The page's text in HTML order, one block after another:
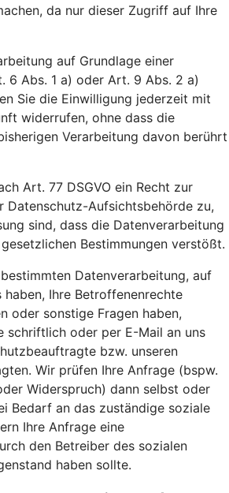
da nur dieser Zugriff auf Ihre
auf Grundlage einer
6 Abs. 1 a) oder Art. 9 Abs. 2 a)
Sie die Einwilligung jederzeit mit
widerrufen, ohne dass die
Verarbeitung davon berührt
Art. 77 DSGVO ein Recht zur
Datenschutz-Aufsichtsbehörde zu,
sind, dass die Datenverarbeitung
Bestimmungen verstößt.
Datenverarbeitung, auf
Ihre Betroffenenrechte
oder sonstige Fragen haben,
schriftlich oder per E-Mail an uns
bzw. unseren
Wir prüfen Ihre Anfrage (bspw.
Widerspruch) dann selbst oder
Bedarf an das zuständige soziale
Ihre Anfrage eine
den Betreiber des sozialen
haben sollte.